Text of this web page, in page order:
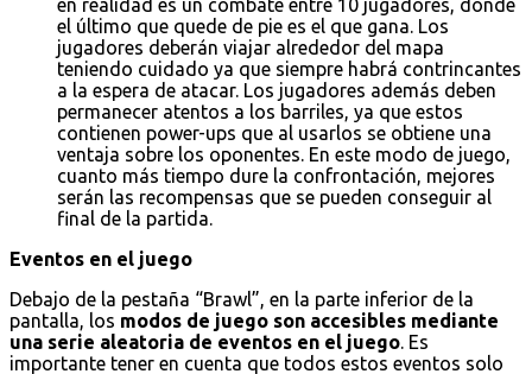
en realidad es un combate entre 10 jugadores, donde
el último que quede de pie es el que gana. Los
jugadores deberán viajar alrededor del mapa
teniendo cuidado ya que siempre habrá contrincantes
a la espera de atacar. Los jugadores además deben
permanecer atentos a los barriles, ya que estos
contienen power-ups que al usarlos se obtiene una
ventaja sobre los oponentes. En este modo de juego,
cuanto más tiempo dure la confrontación, mejores
serán las recompensas que se pueden conseguir al
final de la partida.
Eventos en el juego
Debajo de la pestaña “Brawl”, en la parte inferior de la
pantalla, los modos de juego son accesibles mediante
una serie aleatoria de eventos en el juego. Es
importante tener en cuenta que todos estos eventos solo